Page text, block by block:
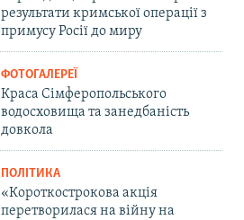
результати кримської операції з
примусу Росії до миру
ФОТОГАЛЕРЕЇ
Краса Сімферопольського
водосховища та занедбаність
довкола
ПОЛІТИКА
«Короткострокова акція
перетворилася на війну на